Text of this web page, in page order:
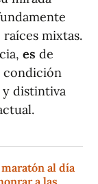
mixtas.
es de
condición
y distintiva
al día
a las